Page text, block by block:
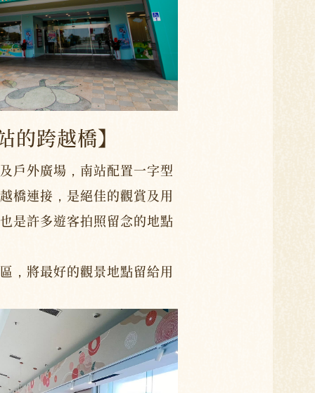
的跨越橋】
戶外廣場，南站配置一字型
橋連接，是絕佳的觀賞及用
是許多遊客拍照留念的地點
，將最好的觀景地點留給用